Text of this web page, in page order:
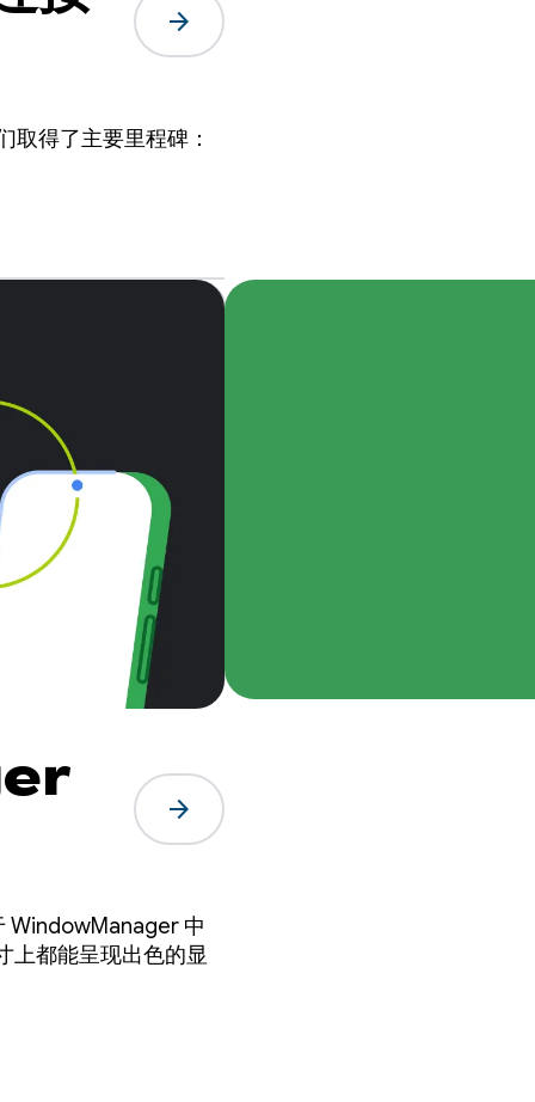
arrow_forward
得了主要里程碑：
arrow_forward
上都能呈现出色的显